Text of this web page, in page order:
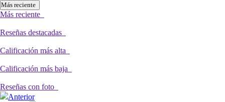
Más reciente
Más reciente
Reseñas destacadas
Calificación más alta
Calificación más baja
Reseñas con foto
Anterior